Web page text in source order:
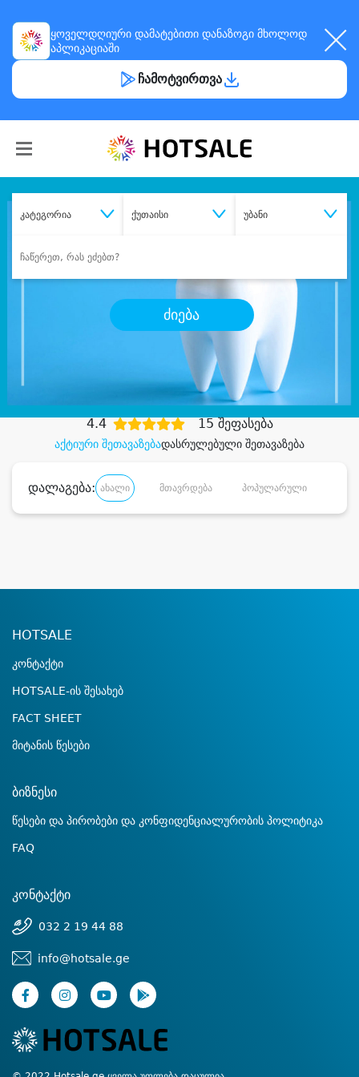
ყოველდღიური დამატებითი დანაზოგი მხოლოდ
აპლიკაციაში
ჩამოტვირთვა
კატეგორია ქუთაისი უბანი
ძიება
სასურველი მომსახურება
დიდი დანაზოგით
აქტიური შეთავაზებადასრულებული შეთავაზება
4.4 15 შეფასება
დალაგება: ახალი მთავრდება პოპულარული
HOTSALE
კონტაქტი
HOTSALE-ის შესახებ
FACT SHEET
მიტანის წესები
ბიზნესი
წესები და პირობები და კონფიდენციალურობის პოლიტიკა
FAQ
კონტაქტი
032 2 19 44 88
info@hotsale.ge